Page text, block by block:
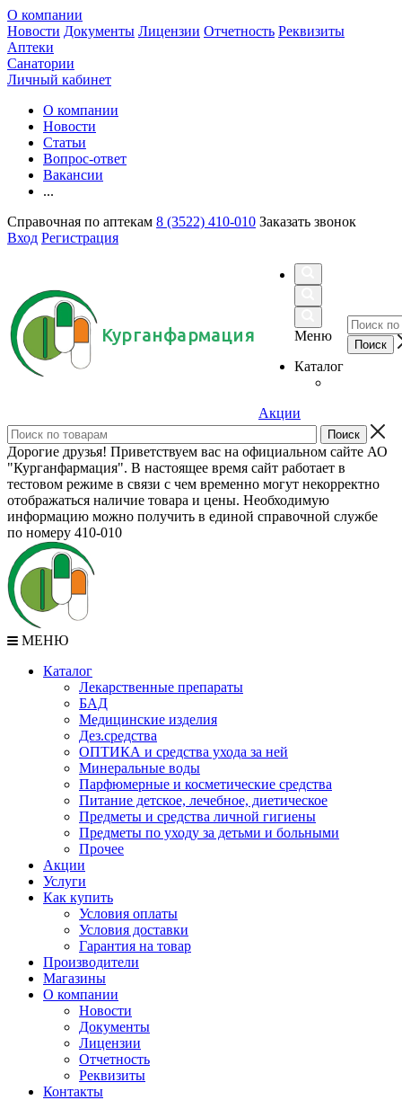
О компании
Новости Документы Лицензии Отчетность Реквизиты
Аптеки
Санатории
Личный кабинет
О компании
Новости
Статьи
Вопрос-ответ
Вакансии
...
Справочная по аптекам 8 (3522) 410-010 Заказать звонок
Вход Регистрация
Курганфармация
Меню
Каталог
Акции
Дорогие друзья! Приветствуем вас на официальном сайте АО
"Курганфармация". В настоящее время сайт работает в
тестовом режиме в связи с чем временно могут некорректно
отображаться наличие товара и цены. Необходимую
информацию можно получить в единой справочной службе
по номеру 410-010
МЕНЮ
Каталог
Лекарственные препараты
БАД
Медицинские изделия
Дез.средства
ОПТИКА и средства ухода за ней
Минеральные воды
Парфюмерные и косметические средства
Питание детское, лечебное, диетическое
Предметы и средства личной гигиены
Предметы по уходу за детьми и больными
Прочее
Акции
Услуги
Как купить
Условия оплаты
Условия доставки
Гарантия на товар
Производители
Магазины
О компании
Новости
Документы
Лицензии
Отчетность
Реквизиты
Контакты